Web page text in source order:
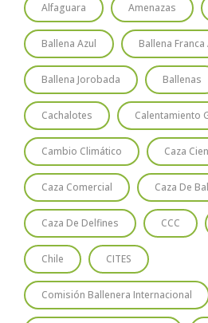
Alfaguara Amenazas
Ballena Azul Ballena
Ballena Jorobada Ballenas
Cachalotes Calentamiento
Cambio Climático Caza
Caza Comercial Caza De
Caza De Delfines CCC
Chile CITES
Comisión Ballenera Internacional